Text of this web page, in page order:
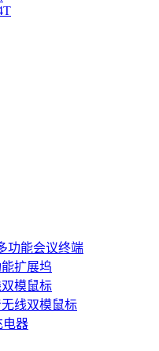
功能会议终端
扩展坞
模鼠标
线双模鼠标
电器